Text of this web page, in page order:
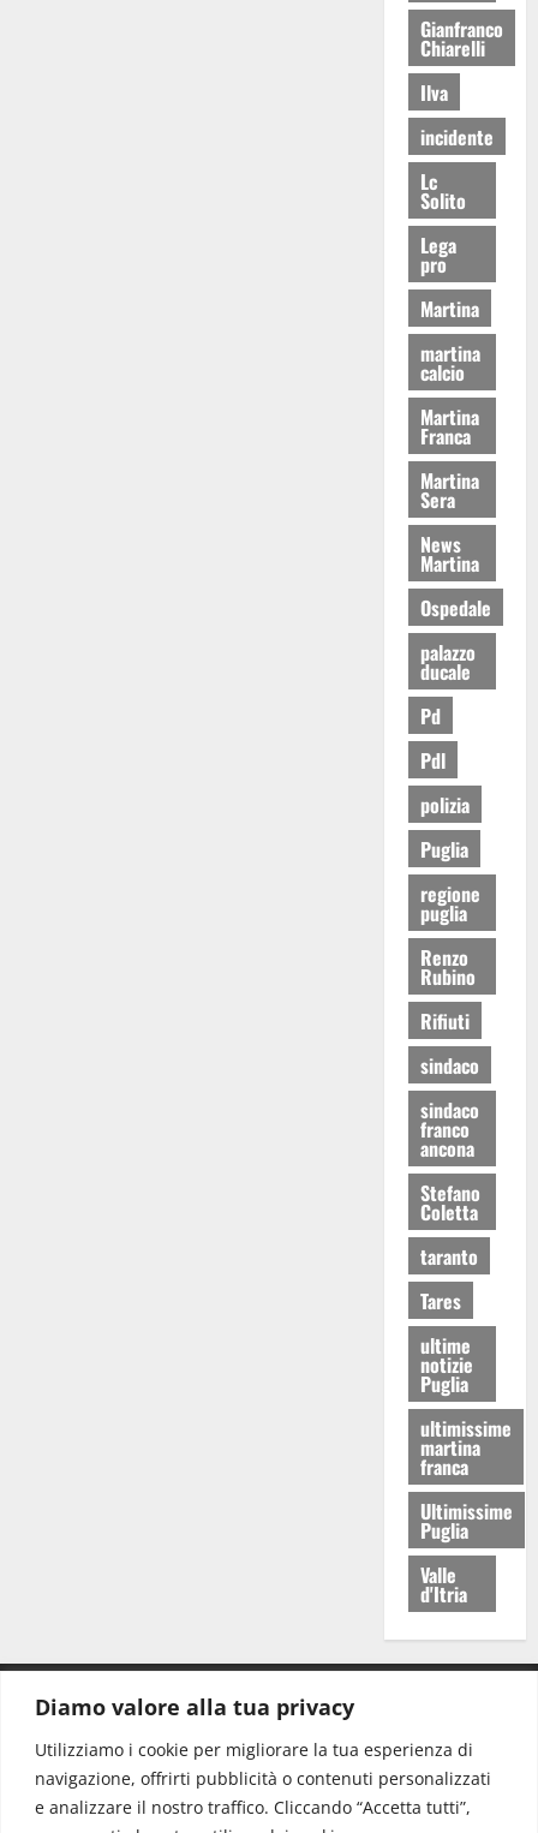
Diamo valore alla tua privacy
Utilizziamo i cookie per migliorare la tua esperienza di
navigazione, offrirti pubblicità o contenuti personalizzati
e analizzare il nostro traffico. Cliccando “Accetta tutti”,
Gianfranco
Chiarelli
Ilva
incidente
Lc
Solito
Lega
pro
Martina
martina
calcio
Martina
Franca
Martina
Sera
News
Martina
Ospedale
palazzo
ducale
Pd
Pdl
polizia
Puglia
regione
puglia
Renzo
Rubino
Rifiuti
sindaco
sindaco
franco
ancona
Stefano
Coletta
taranto
Tares
ultime
notizie
Puglia
ultimissime
martina
franca
Ultimissime
Puglia
Valle
d'Itria
Redazione: redazione@www.martinasera.it
Direttore:direttore@www.martinasera.it